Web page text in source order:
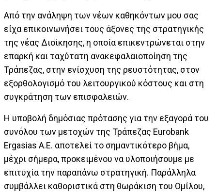
Από την ανάληψη των νέων καθηκόντων μου σας
είχα επικοινωνήσει τους άξονες της στρατηγικής
της νέας Διοίκησης, η οποία επικεντρώνεται στην
επαρκή και ταχύτατη ανακεφαλαιοποίηση της
Τράπεζας, στην ενίσχυση της ρευστότητας, στον
εξορθολογισμό του λειτουργικού κόστους και στη
συγκράτηση των επισφαλειών.
Η υποβολή δημόσιας πρότασης για την εξαγορά του
συνόλου των μετοχών της Τράπεζας Eurobank
Ergasias A.E. αποτελεί το σημαντικότερο βήμα,
μέχρι σήμερα, προκειμένου να υλοποιήσουμε με
επιτυχία την παραπάνω στρατηγική. Παράλληλα
συμβάλλει καθοριστικά στη θωράκιση του Ομίλου,